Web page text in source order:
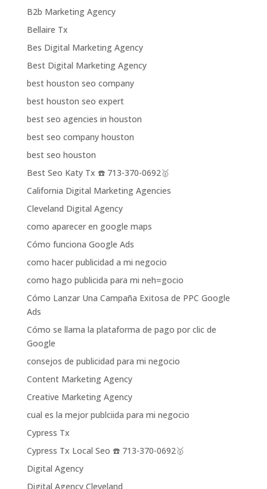
B2b Marketing Agency
Bellaire Tx
Bes Digital Marketing Agency
Best Digital Marketing Agency
best houston seo company
best houston seo expert
best seo agencies in houston
best seo company houston
best seo houston
Best Seo Katy Tx ☎️ 713-370-0692🥇
California Digital Marketing Agencies
Cleveland Digital Agency
como aparecer en google maps
Cómo funciona Google Ads
como hacer publicidad a mi negocio
como hago publicida para mi neh=gocio
Cómo Lanzar Una Campaña Exitosa de PPC Google
Ads
Cómo se llama la plataforma de pago por clic de
Google
consejos de publicidad para mi negocio
Content Marketing Agency
Creative Marketing Agency
cual es la mejor publciida para mi negocio
Cypress Tx
Cypress Tx Local Seo ☎️ 713-370-0692🥇
Digital Agency
Digital Agency Cleveland